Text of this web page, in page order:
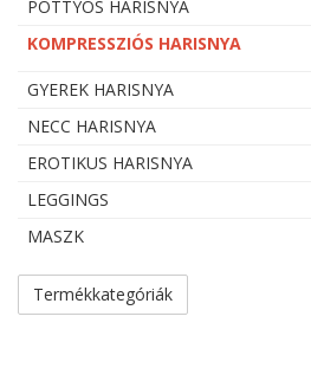
PÖTTYÖS HARISNYA
KOMPRESSZIÓS HARISNYA
GYEREK HARISNYA
NECC HARISNYA
EROTIKUS HARISNYA
LEGGINGS
MASZK
Termékkategóriák